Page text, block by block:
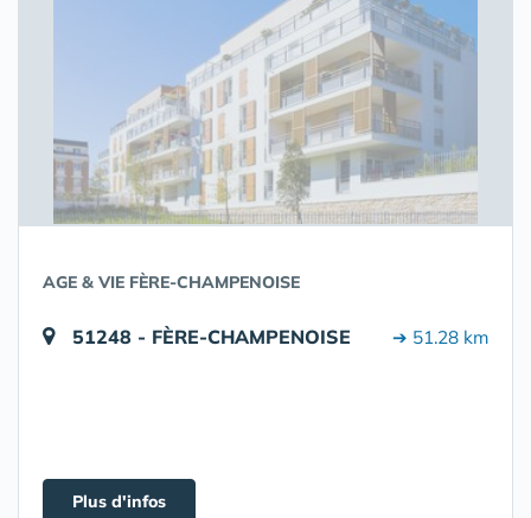
AGE & VIE FÈRE-CHAMPENOISE
51248 - FÈRE-CHAMPENOISE ➔ 51.28 km
Plus d'infos